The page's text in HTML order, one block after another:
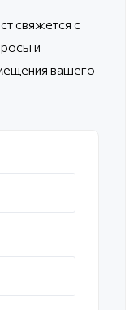
свяжется с
и
вашего